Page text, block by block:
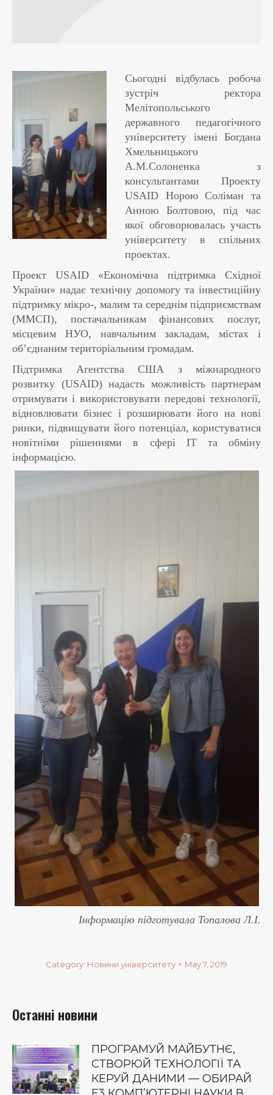
Сьогодні відбулась робоча
зустріч ректора
Мелітопольського
державного педагогічного
університету імені Богдана
Хмельницького
А.М.Солоненка з
консультантами Проекту
USAID Норою Соліман та
Анною Болтовою, під час
якої обговорювалась участь
університету в спільних
проектах.
Проект USAID «Економічна підтримка Східної
України» надає технічну допомогу та інвестиційну
підтримку мікро-, малим та середнім підприємствам
(ММСП), постачальникам фінансових послуг,
місцевим НУО, навчальним закладам, містах і
об’єднаним територіальним громадам.
Підтримка Агентства США з міжнародного
розвитку (USAID) надасть можливість партнерам
отримувати і використовувати передові технології,
відновлювати бізнес і розширювати його на нові
ринки, підвищувати його потенціал, користуватися
новітніми рішеннями в сфері ІТ та обміну
інформацією.
Інформацію підготувала Топалова Л.І.
Category: Новини університету May 7, 2019
Останні новини
ПРОГРАМУЙ МАЙБУТНЄ,
СТВОРЮЙ ТЕХНОЛОГІЇ ТА
КЕРУЙ ДАНИМИ — ОБИРАЙ